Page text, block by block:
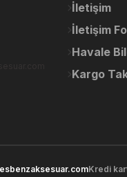
alternatifler olmalı.
İletişim
İletişim
Havale
Kargo
Kredi